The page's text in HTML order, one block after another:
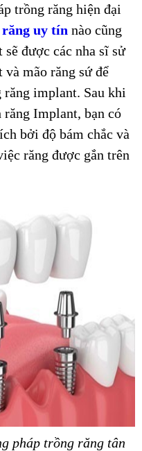
trồng răng hiện đại
uy tín nào cũng
được các nha sĩ sử
mão răng sứ để
implant. Sau khi
răng Implant, bạn có
bởi độ bám chắc và
răng được gắn trên
pháp trồng răng tân